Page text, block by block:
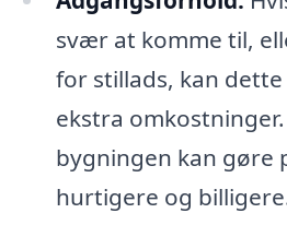
svær at komme til,
for stillads, kan
ekstra
bygningen kan gøre
hurtigere og